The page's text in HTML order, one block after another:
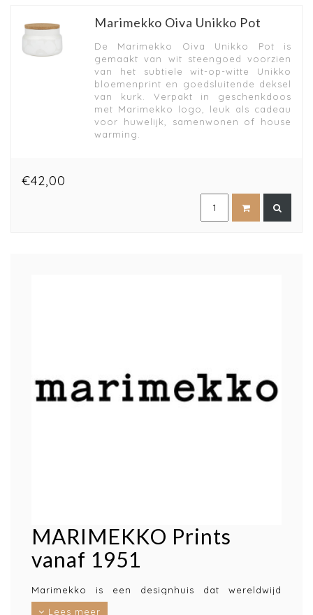
Marimekko Oiva Unikko Pot
De Marimekko Oiva Unikko Pot is
gemaakt van wit steengoed voorzien
van het subtiele wit-op-witte Unikko
bloemenprint en goedsluitende deksel
van kurk. Verpakt in geschenkdoos
met Marimekko logo, leuk als cadeau
voor huwelijk, samenwonen of house
warming.
€42,00
MARIMEKKO Prints
vanaf 1951
Marimekko is een designhuis dat wereldwijd
bekend staat om zijn originele prints en kleuren.
Lees meer